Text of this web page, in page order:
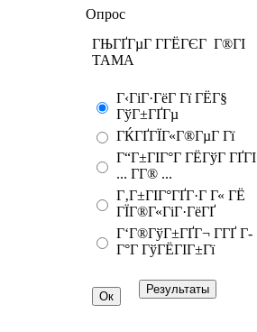
Опрос
ГЊГҐГµГ Г­ГЁГЄГ Г®ГІ
TAMA
Г‹ГіГ·ГёГ Гї ГЁГ§
ГўГ±ГҐГµ
ГЌГҐГЇГ«Г®ГµГ Гї
Г“Г±ГІГ°Г ГЁГўГ ГҐГІ
... Г­Г® ...
Г‚Г±ГІГ°ГҐГ·Г Г« ГЁ
ГЇГ®Г«ГіГ·ГёГҐ
Г‘Г®ГўГ±ГҐГ¬ Г­ГҐ Г­
Г°Г ГўГЁГІГ±Гї